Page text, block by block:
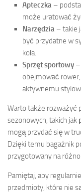
Apteczka –
może uratować
Narzędzia – takie
być przydatne w
koła.
Sprzęt sportowy
obejmować
aktywnemu
Warto także rozważyć
sezonowych, takich jak
mogą przydać się w
Dzięki temu bagażnik
przygotowany na
Pamiętaj, aby
przedmioty, które nie